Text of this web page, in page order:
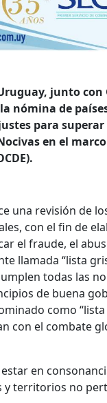
junto con
nómina de
para
en el
una revisión de
con el fin de
el fraude, el
llamada “lista
todas las
de buena
como
el combate
en
territorios no